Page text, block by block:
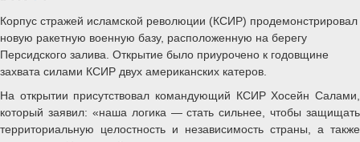
Корпус стражей исламской революции (КСИР) продемонстрировал
новую ракетную военную базу, расположенную на берегу
Персидского залива. Открытие было приурочено к годовщине
захвата силами КСИР двух американских катеров.
На открытии присутствовал командующий КСИР Хосейн Салами,
который заявил: «наша логика — стать сильнее, чтобы защищать
территориальную целостность и независимость страны, а также